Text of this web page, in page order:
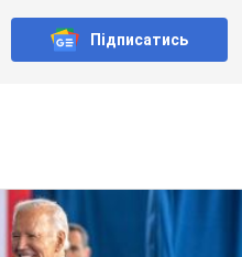
Підписатись